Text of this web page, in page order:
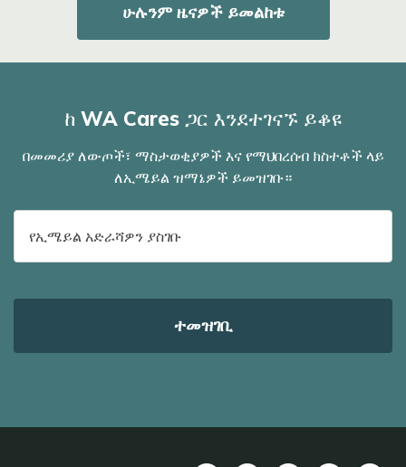
ሁሉንም ዜናዎች ይመልከቱ
ከ WA Cares ጋር እንደተገናኙ ይቆዩ
በመመሪያ ለውጦች፣ ማስታወቂያዎች እና የማህበረሰብ ክስተቶች ላይ
ለኢሜይል ዝማኔዎች ይመዝገቡ።
ሜል
አድራሻ